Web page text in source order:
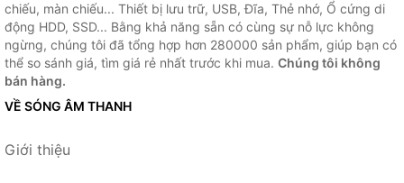
chiếu, màn chiếu... Thiết bị lưu trữ, USB, Đĩa, Thẻ nhớ, Ổ cứng di
động HDD, SSD... Bằng khả năng sẵn có cùng sự nỗ lực không
ngừng, chúng tôi đã tổng hợp hơn 280000 sản phẩm, giúp bạn có
thể so sánh giá, tìm giá rẻ nhất trước khi mua. Chúng tôi không
bán hàng.
VỀ SÓNG ÂM THANH
Giới thiệu